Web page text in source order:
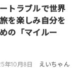
トラブルで世界
を楽しみ自分を
の「マイルー
年10月8日 えいちゃん